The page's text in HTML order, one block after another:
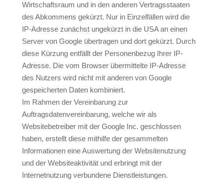
Wirtschaftsraum und in den anderen Vertragsstaaten
des Abkommens gekürzt. Nur in Einzelfällen wird die
IP-Adresse zunächst ungekürzt in die USA an einen
Server von Google übertragen und dort gekürzt. Durch
diese Kürzung entfällt der Personenbezug Ihrer IP-
Adresse. Die vom Browser übermittelte IP-Adresse
des Nutzers wird nicht mit anderen von Google
gespeicherten Daten kombiniert.
Im Rahmen der Vereinbarung zur
Auftragsdatenvereinbarung, welche wir als
Websitebetreiber mit der Google Inc. geschlossen
haben, erstellt diese mithilfe der gesammelten
Informationen eine Auswertung der Websitenutzung
und der Websiteaktivität und erbringt mit der
Internetnutzung verbundene Dienstleistungen.